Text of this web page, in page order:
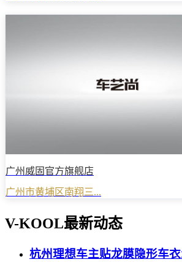
广州威固官方旗舰店
广州市黄埔区南翔三...
V-KOOL最新动态
杭州理想车主贴龙膜隐形车